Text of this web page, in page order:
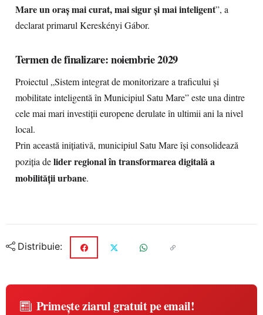
Mare un oraș mai curat, mai sigur și mai inteligent”, a
declarat primarul Kereskényi Gábor.
Termen de finalizare: noiembrie 2029
Proiectul „Sistem integrat de monitorizare a traficului și
mobilitate inteligentă în Municipiul Satu Mare” este una dintre
cele mai mari investiții europene derulate în ultimii ani la nivel
local.
Prin această inițiativă, municipiul Satu Mare își consolidează
poziția delider regional în transformarea digitală a
mobilității urbane.
Distribuie:
Primește ziarul gratuit pe email!